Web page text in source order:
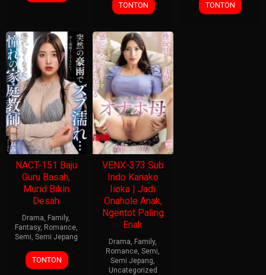
TONTON TONTON
NACT-151 Baju
Guru Basah,
Murid Bikin
Desah
Drama, Family,
Fantasy, Romance,
Semi, Semi Jepang
TONTON
VENX-373 Sub
Indo Kanako
Iioka | Jadi
Onahole Anak,
Ngentot Paling
Enak
Drama, Family,
Romance,Semi,
Semi Jepang,
Uncategorized